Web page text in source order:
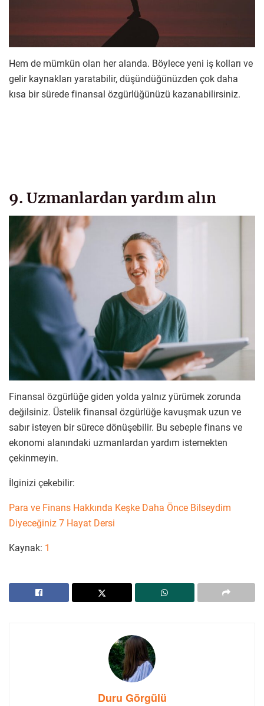
Hem de mümkün olan her alanda. Böylece yeni iş kolları ve
gelir kaynakları yaratabilir, düşündüğünüzden çok daha
kısa bir sürede finansal özgürlüğünüzü kazanabilirsiniz.
9. Uzmanlardan yardım alın
Finansal özgürlüğe giden yolda yalnız yürümek zorunda
değilsiniz. Üstelik finansal özgürlüğe kavuşmak uzun ve
sabır isteyen bir sürece dönüşebilir. Bu sebeple finans ve
ekonomi alanındaki uzmanlardan yardım istemekten
çekinmeyin.
İlginizi çekebilir:
Para ve Finans Hakkında Keşke Daha Önce Bilseydim
Diyeceğiniz 7 Hayat Dersi
Kaynak: 1
Duru Görgülü